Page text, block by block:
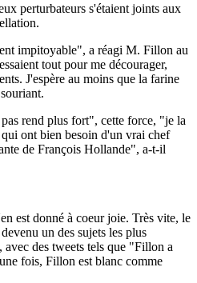
perturbateurs s'étaient joints aux
impitoyable", a réagi M. Fillon au
tout pour me décourager,
J'espère au moins que la farine
rend plus fort", cette force, "je la
ont bien besoin d'un vrai chef
de François Hollande", a-t-il
est donné à coeur joie. Très vite, le
un des sujets les plus
avec des tweets tels que "Fillon a
fois, Fillon est blanc comme